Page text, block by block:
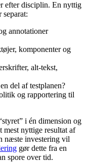
efter disciplin. En nyttig
annotationer
komponenter og
alt-tekst,
del af testplanen?
og rapportering til
i én dimension og
mest nyttige resultat af
næste investering vil
gør dette fra en
spore over tid.